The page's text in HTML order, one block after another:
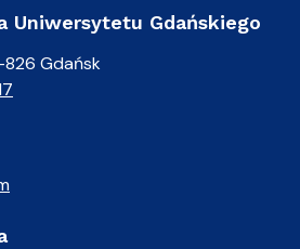
Uniwersytetu Gdańskiego
826 Gdańsk